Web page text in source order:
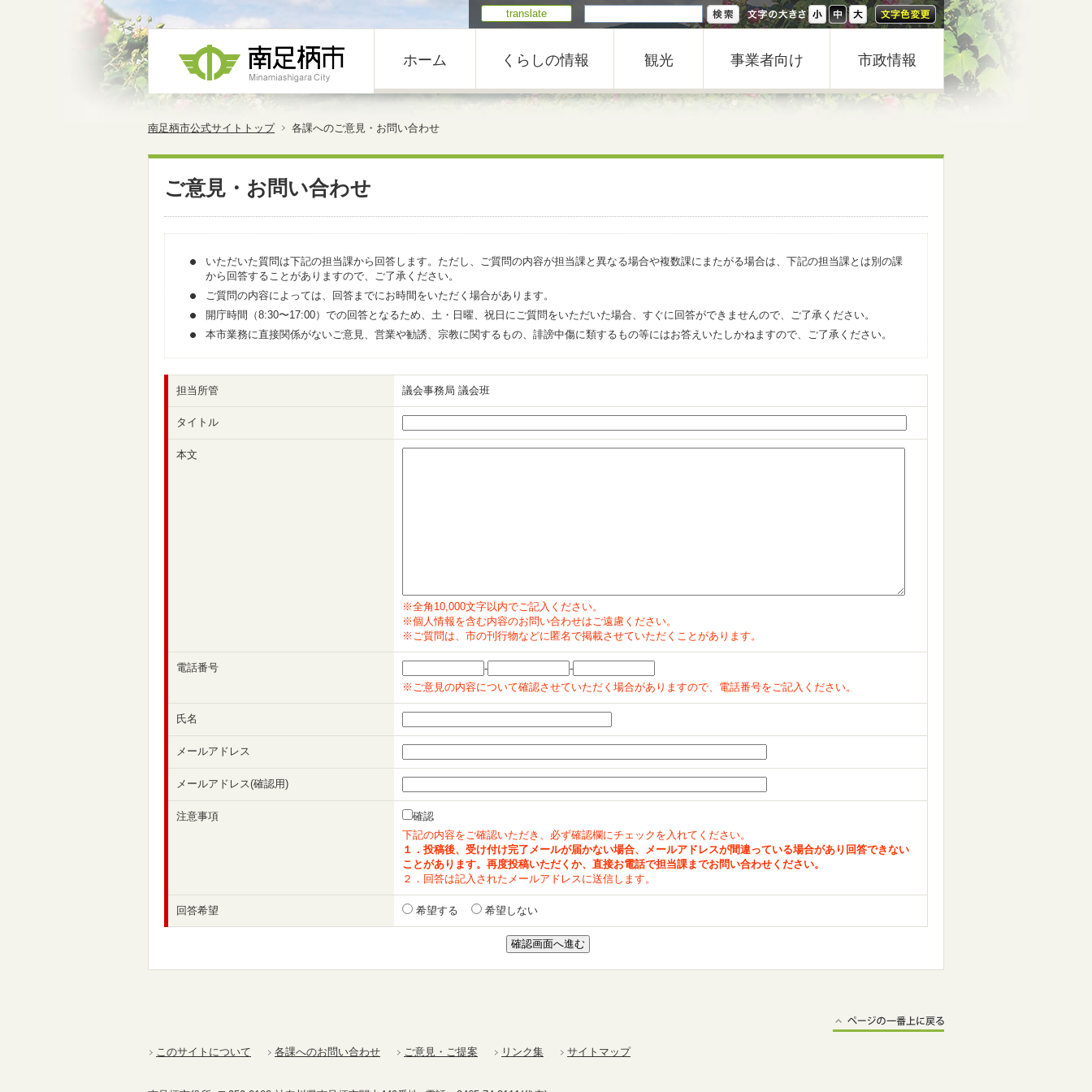
translate
ホーム くらしの情報 観光 事業者向け 市政情報
南足柄市公式サイトトップ 各課へのご意見・お問い合わせ
ご意見・お問い合わせ
いただいた質問は下記の担当課から回答します。ただし、ご質問の内容が担当課と異なる場合や複数課にまたがる場合は、下記の担当課とは別の課
から回答することがありますので、ご了承ください。
ご質問の内容によっては、回答までにお時間をいただく場合があります。
開庁時間（8:30〜17:00）での回答となるため、土・日曜、祝日にご質問をいただいた場合、すぐに回答ができませんので、ご了承ください。
本市業務に直接関係がないご意見、営業や勧誘、宗教に関するもの、誹謗中傷に類するもの等にはお答えいたしかねますので、ご了承ください。
担当所管 議会事務局 議会班
タイトル
本文
※全角10,000文字以内でご記入ください。
※個人情報を含む内容のお問い合わせはご遠慮ください。
※ご質問は、市の刊行物などに匿名で掲載させていただくことがあります。
電話番号 -
-
※ご意見の内容について確認させていただく場合がありますので、電話番号をご記入ください。
氏名
メールアドレス
メールアドレス(確認用)
注意事項
確認
下記の内容をご確認いただき、必ず確認欄にチェックを入れてください。
１．投稿後、受け付け完了メールが届かない場合、メールアドレスが間違っている場合があり回答できない
ことがあります。再度投稿いただくか、直接お電話で担当課までお問い合わせください。
２．回答は記入されたメールアドレスに送信します。
回答希望 希望する 希望しない
このサイトについて 各課へのお問い合わせ ご意見・ご提案 リンク集 サイトマップ